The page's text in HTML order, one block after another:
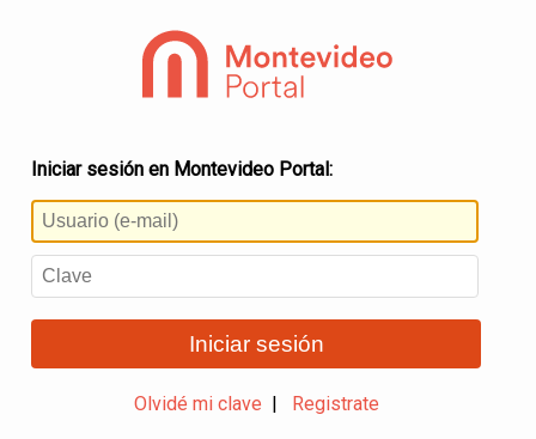
Iniciar sesión en Montevideo Portal:
Iniciar sesión
Olvidé mi clave Registrate